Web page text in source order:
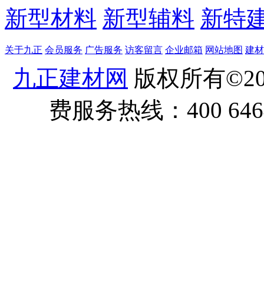
新型材料 新型辅料 新特
关于九正 会员服务 广告服务 访客留言 企业邮箱 网站地图 建
九正建材网 版权所有
费服务热线：400